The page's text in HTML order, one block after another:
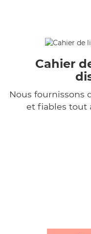
Cahier
Nous fournissons
et fiables tout